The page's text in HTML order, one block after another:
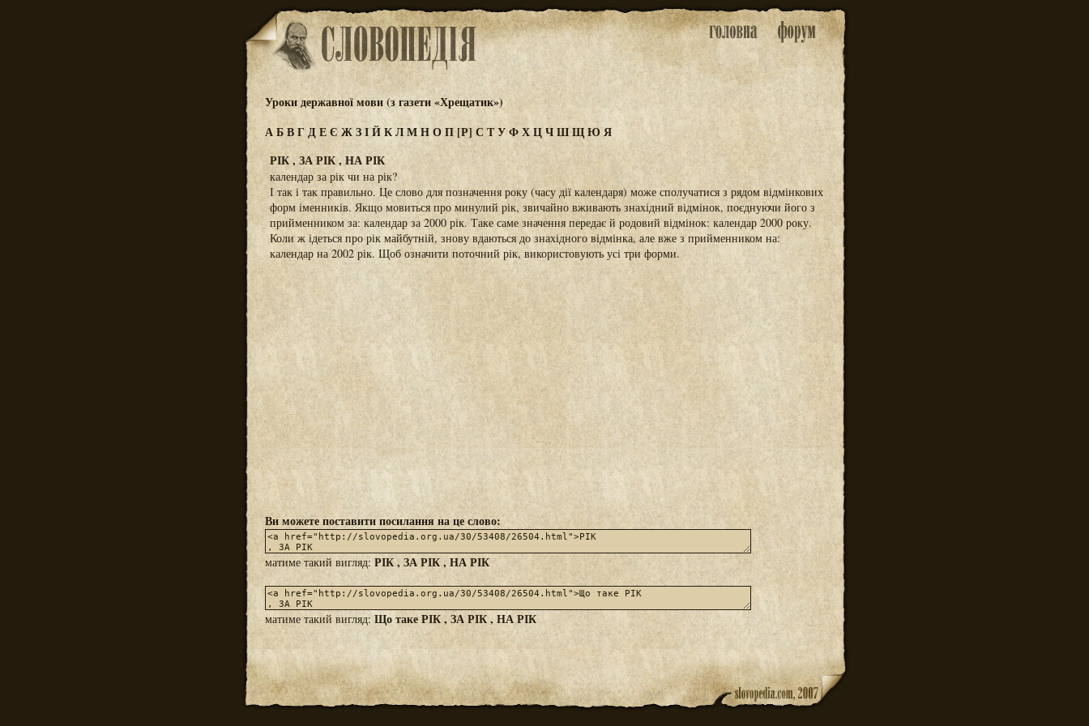
Уроки державної мови (з газети «Хрещатик»)
АБВГДЕЄЖЗІЙКЛМНОП[Р] СТУФХЦЧШЩЮЯ
РІК , ЗА РІК , НА РІК
календар за рік чи на рік?
І так і так правильно. Це слово для позначення року (часу дії календаря) може сполучатися з рядом відмінкових
форм іменників. Якщо мовиться про минулий рік, звичайно вживають знахідний відмінок, поєднуючи його з
прийменником за: календар за 2000 рік. Таке саме значення передає й родовий відмінок: календар 2000 року.
Коли ж ідеться про рік майбутній, знову вдаються до знахідного відмінка, але вже з прийменником на:
календар на 2002 рік. Щоб означити поточний рік, використовують усі три форми.
Ви можете поставити посилання на це слово:
матиме такий вигляд: РІК , ЗА РІК , НА РІК
матиме такий вигляд: Що таке РІК , ЗА РІК , НА РІК